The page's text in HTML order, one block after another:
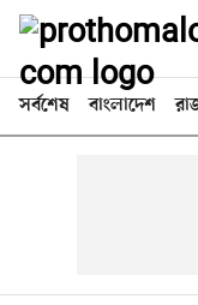
সর্বশেষ বাংলাদেশ